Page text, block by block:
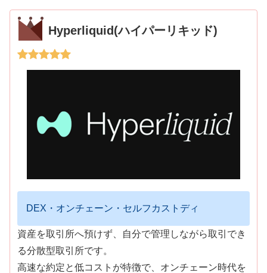
Hyperliquid(ハイパーリキッド)
DEX・オンチェーン・セルフカストディ
資産を取引所へ預けず、自分で管理しながら取引でき
る分散型取引所です。
高速な約定と低コストが特徴で、オンチェーン時代を